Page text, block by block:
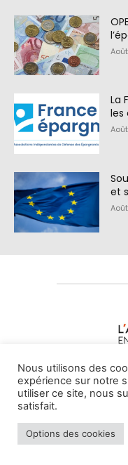
La
les
et
À PROPOS
© L'assurance en
Nous utilisons des
expérience sur notre
utiliser ce site, nous
satisfait.
Options des cookies